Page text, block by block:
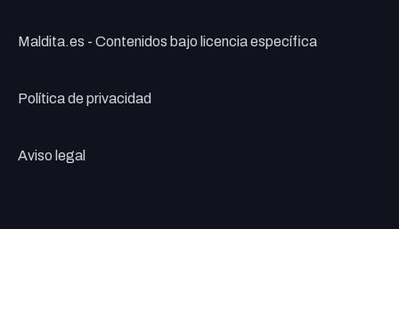
Maldita.es - Contenidos bajo licencia específica
Política de privacidad
Aviso legal